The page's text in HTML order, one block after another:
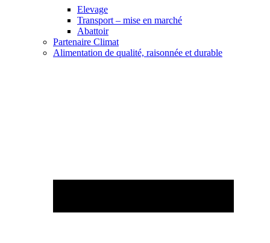
Elevage
Transport – mise en marché
Abattoir
Partenaire Climat
Alimentation de qualité, raisonnée et durable